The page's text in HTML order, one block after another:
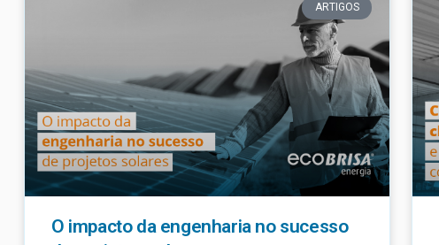
ARTIGOS
O impacto da engenharia no sucesso